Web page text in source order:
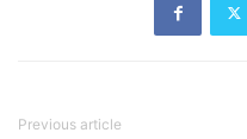
Previous article